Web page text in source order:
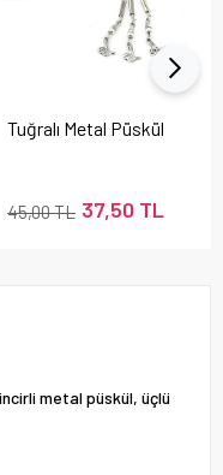
Tuğralı Metal Püskül
37,50 TL
45,00 TL
metal püskül, üçlü